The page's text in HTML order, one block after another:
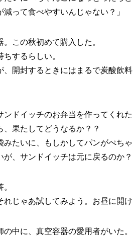
って食べやすいんじゃない？」
この秋初めて購入した。
するらしい。
、開封するときにはまるで炭酸飲
ドイッチのお弁当を作ってくれた
果たしてどうなるか？？
たいに、もしかしてパンがぺち
、サンドイッチは元に戻るのか？
じゃあ試してみよう。お昼に開
中に、真空容器の愛用者がいた。